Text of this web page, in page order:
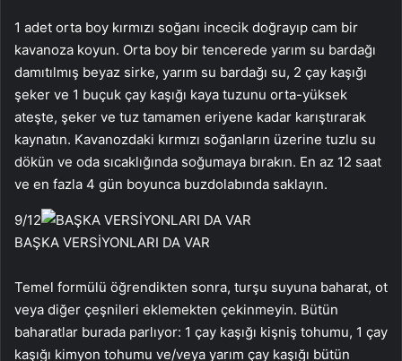
1 adet orta boy kırmızı soğanı incecik doğrayıp cam bir
kavanoza koyun. Orta boy bir tencerede yarım su bardağı
damıtılmış beyaz sirke, yarım su bardağı su, 2 çay kaşığı
şeker ve 1 buçuk çay kaşığı kaya tuzunu orta-yüksek
ateşte, şeker ve tuz tamamen eriyene kadar karıştırarak
kaynatın. Kavanozdaki kırmızı soğanların üzerine tuzlu su
dökün ve oda sıcaklığında soğumaya bırakın. En az 12 saat
ve en fazla 4 gün boyunca buzdolabında saklayın.
9/12
BAŞKA VERSİYONLARI DA VAR
Temel formülü öğrendikten sonra, turşu suyuna baharat, ot
veya diğer çeşnileri eklemekten çekinmeyin. Bütün
baharatlar burada parlıyor: 1 çay kaşığı kişniş tohumu, 1 çay
kaşığı kimyon tohumu ve/veya yarım çay kaşığı bütün